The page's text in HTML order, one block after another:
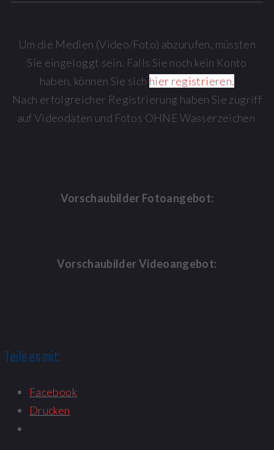
Um die Medien (Video/Foto) abzurufen, müssten
Sie eingeloggt sein. Falls Sie noch kein Konto
haben, können Sie sich hier registrieren.
Nach erfolgreicher Registrierung haben Sie zugriff
auf Videodaten und Fotos OHNE Wasserzeichen
Vorschaubilder Fotoangebot:
Vorschaubilder Videoangebot:
Teile es mit:
Facebook
Drucken